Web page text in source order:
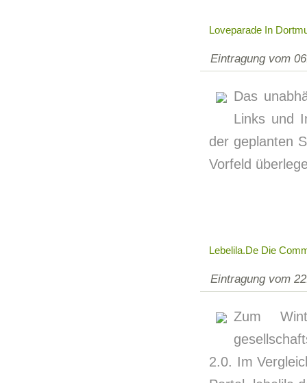
Loveparade In
Eintragung vom
Das
Links und
der geplanten
Vorfeld
Lebelila.de Die
Eintragung vom
Zum
2.0. Im